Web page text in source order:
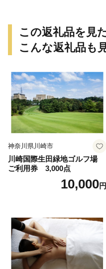
この返礼品を見
こんな返礼品も
神奈川県川崎市
川崎国際生田緑地ゴルフ場
ご利用券 3,000点
10,000円